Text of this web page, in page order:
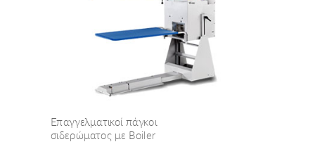
Επαγγελματικοί πάγκοι
σιδερώματος με Boiler